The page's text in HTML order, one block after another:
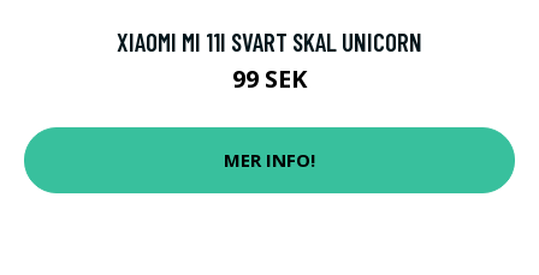
XIAOMI MI 11I SVART SKAL UNICORN
99 SEK
MER INFO!